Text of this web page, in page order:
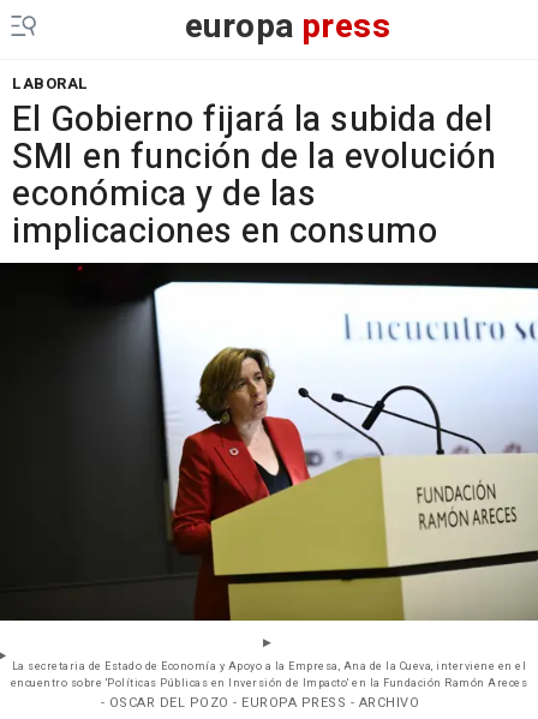
europa press
LABORAL
El Gobierno fijará la subida del
SMI en función de la evolución
económica y de las
implicaciones en consumo
La secretaria de Estado de Economía y Apoyo a la Empresa, Ana de la Cueva, interviene en el
encuentro sobre 'Políticas Públicas en Inversión de Impacto' en la Fundación Ramón Areces
- OSCAR DEL POZO - EUROPA PRESS - ARCHIVO